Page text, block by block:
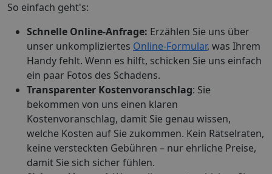
So einfach geht's:
Schnelle Online-Anfrage: Erzählen Sie uns über
unser unkompliziertes Online-Formular, was Ihrem
Handy fehlt. Wenn es hilft, schicken Sie uns einfach
ein paar Fotos des Schadens.
Transparenter Kostenvoranschlag: Sie
bekommen von uns einen klaren
Kostenvoranschlag, damit Sie genau wissen,
welche Kosten auf Sie zukommen. Kein Rätselraten,
keine versteckten Gebühren – nur ehrliche Preise,
damit Sie sich sicher fühlen.